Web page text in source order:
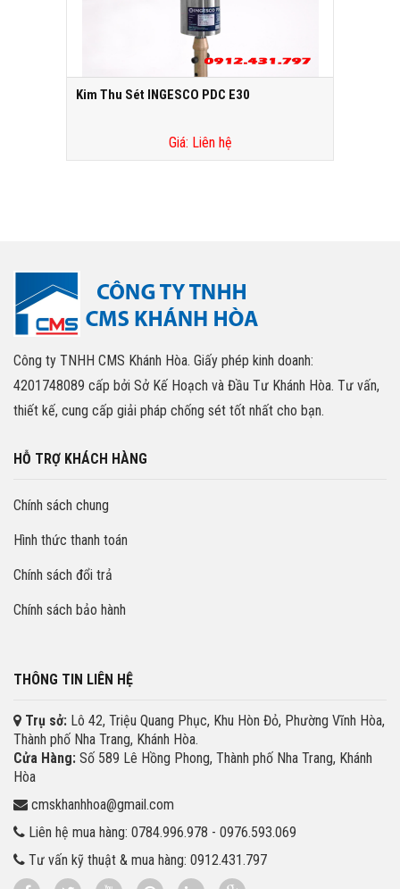
Kim Thu Sét INGESCO PDC E30
Giá: Liên hệ
Công ty TNHH CMS Khánh Hòa. Giấy phép kinh doanh:
4201748089 cấp bởi Sở Kế Hoạch và Đầu Tư Khánh Hòa. Tư vấn,
thiết kế, cung cấp giải pháp chống sét tốt nhất cho bạn.
HỖ TRỢ KHÁCH HÀNG
Chính sách chung
Hình thức thanh toán
Chính sách đổi trả
Chính sách bảo hành
THÔNG TIN LIÊN HỆ
Trụ sở: Lô 42, Triệu Quang Phục, Khu Hòn Đỏ, Phường Vĩnh Hòa,
Thành phố Nha Trang, Khánh Hòa.
Cửa Hàng: Số 589 Lê Hồng Phong, Thành phố Nha Trang, Khánh
Hòa
cmskhanhhoa@gmail.com
Liên hệ mua hàng: 0784.996.978 - 0976.593.069
Tư vấn kỹ thuật & mua hàng: 0912.431.797